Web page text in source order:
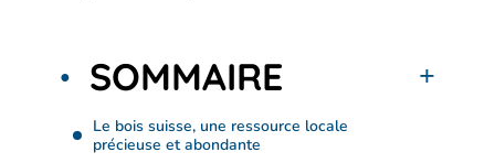
SOMMAIRE
Le bois suisse, une ressource locale
précieuse et abondante